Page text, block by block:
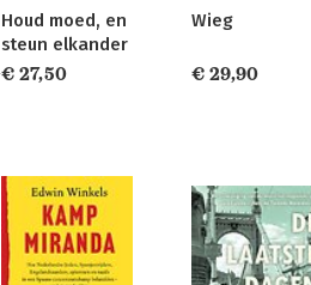
Houd moed, en
steun elkander
€ 27,50
Wieg
€ 29,90